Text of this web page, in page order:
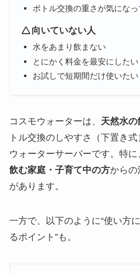
ボトル交換の重さが気になっ
向いていない人
水をあまり飲まない
とにかく料金を最安にしたい
お試しで短期間だけ使いたい
コスモウォーターは、 天然水の
トル交換のしやすさ（下置き
ウォーターサーバーです。特に
飲む家庭・子育て中の方からの
があります。
一方で、以下のように“使い方
るポイント”も。